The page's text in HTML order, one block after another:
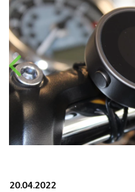
20.04.2022